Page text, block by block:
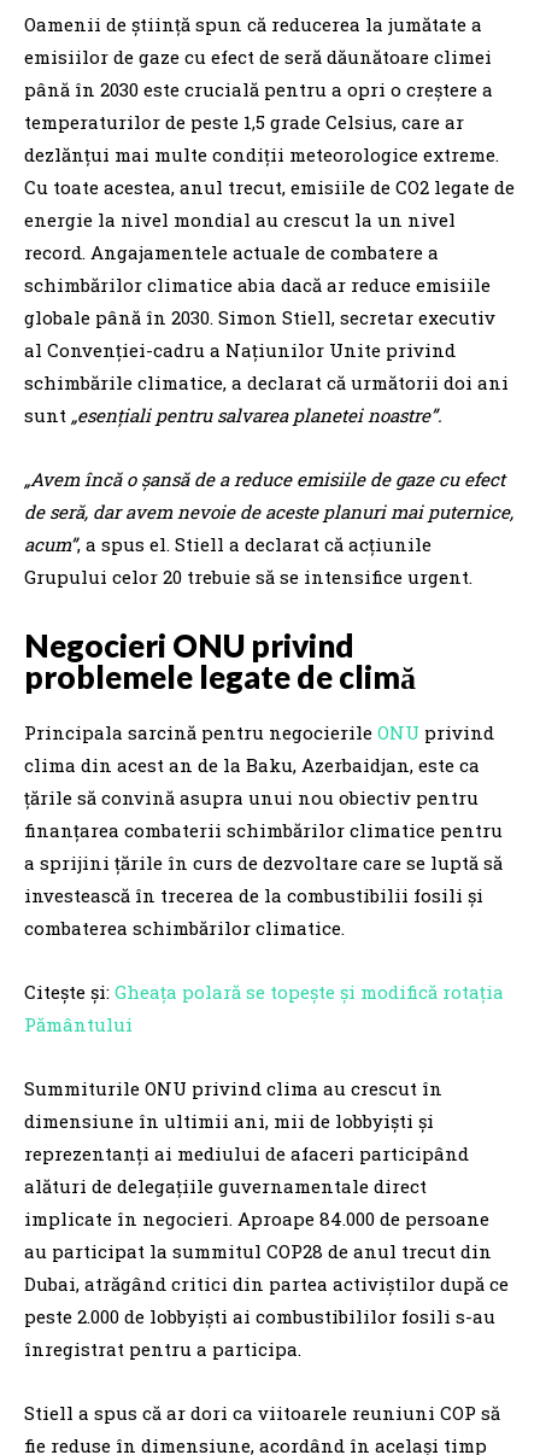
Oamenii de știință spun că reducerea la jumătate a
emisiilor de gaze cu efect de seră dăunătoare climei
până în 2030 este crucială pentru a opri o creștere a
temperaturilor de peste 1,5 grade Celsius, care ar
dezlănțui mai multe condiții meteorologice extreme.
Cu toate acestea, anul trecut, emisiile de CO2 legate de
energie la nivel mondial au crescut la un nivel
record. Angajamentele actuale de combatere a
schimbărilor climatice abia dacă ar reduce emisiile
globale până în 2030. Simon Stiell, secretar executiv
al Convenției-cadru a Națiunilor Unite privind
schimbările climatice, a declarat că următorii doi ani
sunt „esențiali pentru salvarea planetei noastre”.
„Avem încă o șansă de a reduce emisiile de gaze cu efect
de seră, dar avem nevoie de aceste planuri mai puternice,
acum”, a spus el. Stiell a declarat că acțiunile
Grupului celor 20 trebuie să se intensifice urgent.
Negocieri ONU privind
problemele legate de climă
Principala sarcină pentru negocierile ONU privind
clima din acest an de la Baku, Azerbaidjan, este ca
țările să convină asupra unui nou obiectiv pentru
finanțarea combaterii schimbărilor climatice pentru
a sprijini țările în curs de dezvoltare care se luptă să
investească în trecerea de la combustibilii fosili și
combaterea schimbărilor climatice.
Citește și: Gheața polară se topește și modifică rotația
Pământului
Summiturile ONU privind clima au crescut în
dimensiune în ultimii ani, mii de lobbyiști și
reprezentanți ai mediului de afaceri participând
alături de delegațiile guvernamentale direct
implicate în negocieri. Aproape 84.000 de persoane
au participat la summitul COP28 de anul trecut din
Dubai, atrăgând critici din partea activiștilor după ce
peste 2.000 de lobbyiști ai combustibililor fosili s-au
înregistrat pentru a participa.
Stiell a spus că ar dori ca viitoarele reuniuni COP să
fie reduse în dimensiune, acordând în același timp